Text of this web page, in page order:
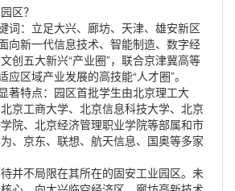
区？
词：立足大兴、廊坊、天津、雄安新区
向新一代信息技术、智能制造、数字经
创五大新兴“产业圈”，联合京津冀高等
应区域产业发展的高技能“人才圈”。
著特点：园区首批学生由北京理工大
京工商大学、北京信息科技大学、北京
院、北京经济管理职业学院等部属和市
、京东、联想、航天信息、国奥等多家
并不局限在其所在的固安工业园区。未